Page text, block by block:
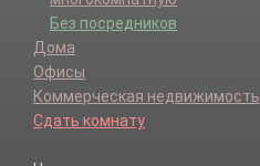
Без посредников
Дома
Офисы
Коммерческая недвижимость
Сдать комнату